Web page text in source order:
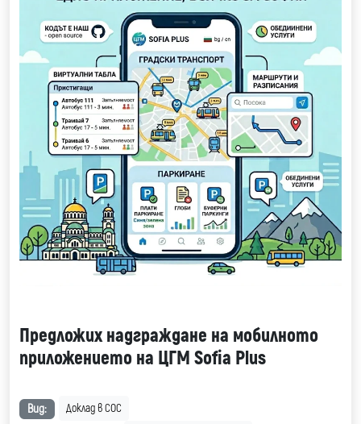
Предложих надграждане на мобилното
приложението на ЦГМ Sofia Plus
Вид: Доклад в СОС